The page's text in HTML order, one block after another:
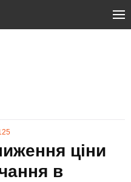
ціни
в